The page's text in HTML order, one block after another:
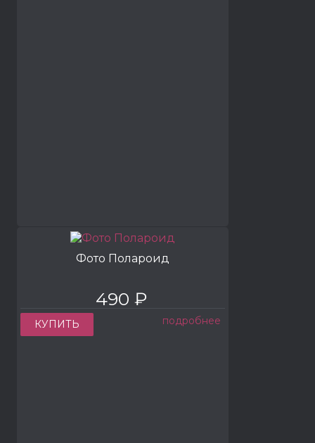
Фото Полароид
490 ₽
КУПИТЬ подробнее